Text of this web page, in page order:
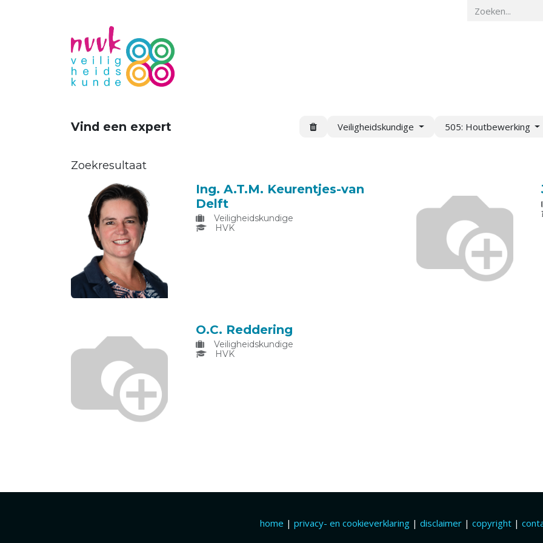
Vind een expert Veiligheidskundige 505: Houtbewerking
Zoekresultaat
Ing. A.T.M. Keurentjes-van
Delft
Veiligheidskundige
HVK
O.C. Reddering
Veiligheidskundige
HVK
home | privacy- en cookieverklaring| disclaimer | copyright|